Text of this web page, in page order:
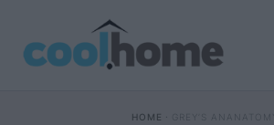
HOME · GREY’S ANANATOMY